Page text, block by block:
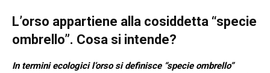
L’orso appartiene alla cosiddetta “specie
ombrello”. Cosa si intende?
In termini ecologici l’orso si definisce “specie ombrello”